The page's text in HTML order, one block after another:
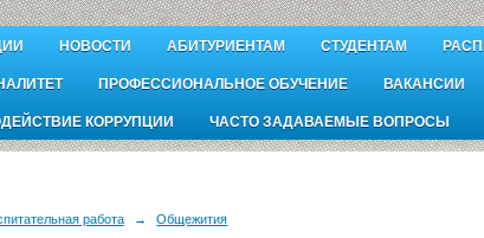
НОВОСТИ АБИТУРИЕНТАМ СТУДЕНТАМ
ПРОФЕССИОНАЛЬНОЕ ОБУЧЕНИЕ ВАКАНСИИ
КОРРУПЦИИ ЧАСТО ЗАДАВАЕМЫЕ ВОПРОСЫ
работа → Общежития